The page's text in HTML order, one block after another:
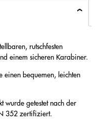
rutschfesten
einem sicheren Karabiner.
bequemen, leichten
wurde getestet nach der
352 zertifiziert.